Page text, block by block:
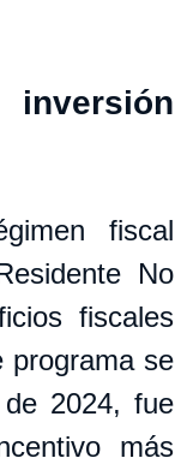
fiscal
No
fiscales
programa se
2024, fue
más